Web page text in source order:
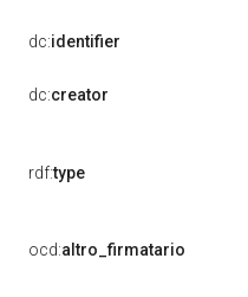
dc:identifier
dc:creator
rdf:type
ocd:altro_firmatario